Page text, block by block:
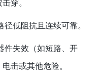
穿。
径低阻抗且连续可靠。
件失效（如短路、开
击或其他危险。